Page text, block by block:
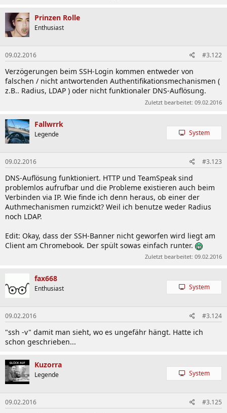
Prinzen Rolle
Enthusiast
09.02.2016 #3.122
Verzögerungen beim SSH-Login kommen entweder von
falschen / nicht antwortenden Authentifikationsmechanismen (
z.B.. Radius, LDAP ) oder nicht funktionaler DNS-Auflösung.
Zuletzt bearbeitet: 09.02.2016
Fallwrrk
Legende System
09.02.2016 #3.123
DNS-Auflösung funktioniert. HTTP und TeamSpeak sind
problemlos aufrufbar und die Probleme existieren auch beim
Verbinden via IP. Wie finde ich denn heraus, ob einer der
Authmechanismen rumzickt? Weil ich benutze weder Radius
noch LDAP.
Edit: Okay, dass der SSH-Banner nicht geworfen wird liegt am
Client am Chromebook. Der spült sowas einfach runter.
Zuletzt bearbeitet: 09.02.2016
fax668
Enthusiast System
09.02.2016 #3.124
"ssh -v" damit man sieht, wo es ungefähr hängt. Hatte ich
schon geschrieben...
Kuzorra
Legende System
09.02.2016 #3.125